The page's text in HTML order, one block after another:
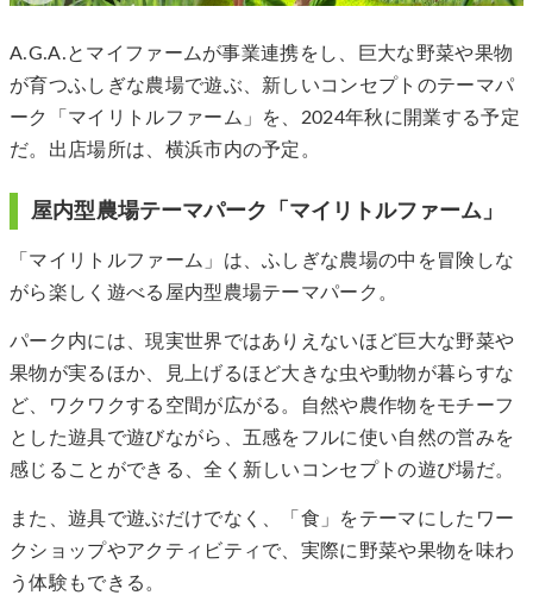
A.G.A.とマイファームが事業連携をし、巨大な野菜や果物
が育つふしぎな農場で遊ぶ、新しいコンセプトのテーマパ
ーク「マイリトルファーム」を、2024年秋に開業する予定
だ。出店場所は、横浜市内の予定。
屋内型農場テーマパーク「マイリトルファーム」
「マイリトルファーム」は、ふしぎな農場の中を冒険しな
がら楽しく遊べる屋内型農場テーマパーク。
パーク内には、現実世界ではありえないほど巨大な野菜や
果物が実るほか、見上げるほど大きな虫や動物が暮らすな
ど、ワクワクする空間が広がる。自然や農作物をモチーフ
とした遊具で遊びながら、五感をフルに使い自然の営みを
感じることができる、全く新しいコンセプトの遊び場だ。
また、遊具で遊ぶだけでなく、「食」をテーマにしたワー
クショップやアクティビティで、実際に野菜や果物を味わ
う体験もできる。